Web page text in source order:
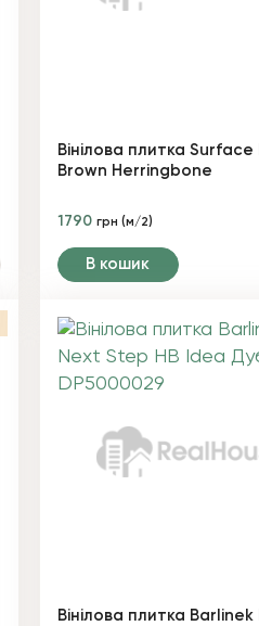
Вінілова плитка
Brown Herringbone
1790 грн (м/2)
В кошик
Вінілова плитка